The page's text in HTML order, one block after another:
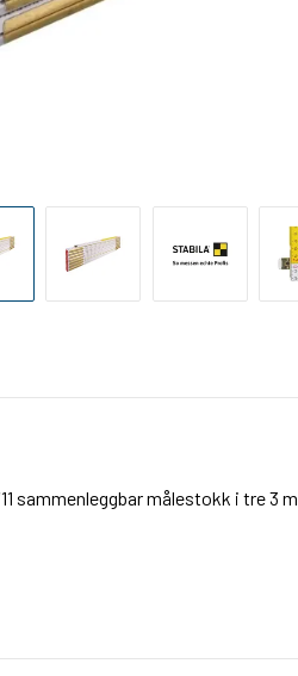
sammenleggbar målestokk i tre 3 m